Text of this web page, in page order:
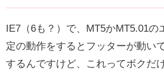
IE7（6も？）で、MT5かMT5.01
定の動作をするとフッターが動い
するんですけど、これってボクだ